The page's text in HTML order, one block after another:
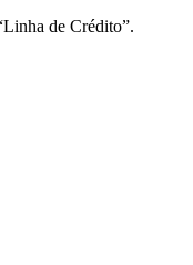
de Crédito”.